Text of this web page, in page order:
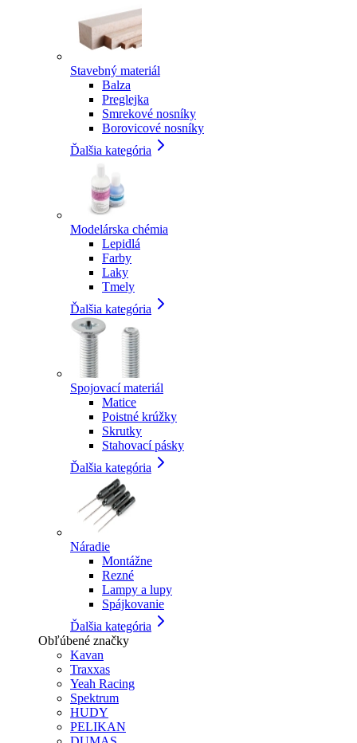
Stavebný materiál
Balza
Preglejka
Smrekové nosníky
Borovicové nosníky
Ďalšia kategória
Modelárska chémia
Lepidlá
Farby
Laky
Tmely
Ďalšia kategória
Spojovací materiál
Matice
Poistné krúžky
Skrutky
Stahovací pásky
Ďalšia kategória
Náradie
Montážne
Rezné
Lampy a lupy
Spájkovanie
Ďalšia kategória
Obľúbené značky
Kavan
Traxxas
Yeah Racing
Spektrum
HUDY
PELIKAN